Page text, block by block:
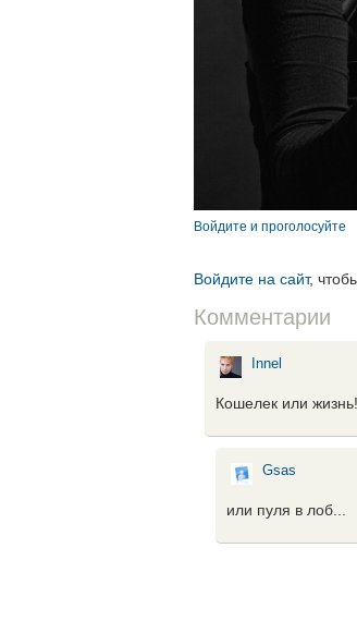
Войдите и проголосуйте
Войдите на сайт,
Комментарии
Innel
Кошелек или жизнь!
Gsas
или пуля в лоб...